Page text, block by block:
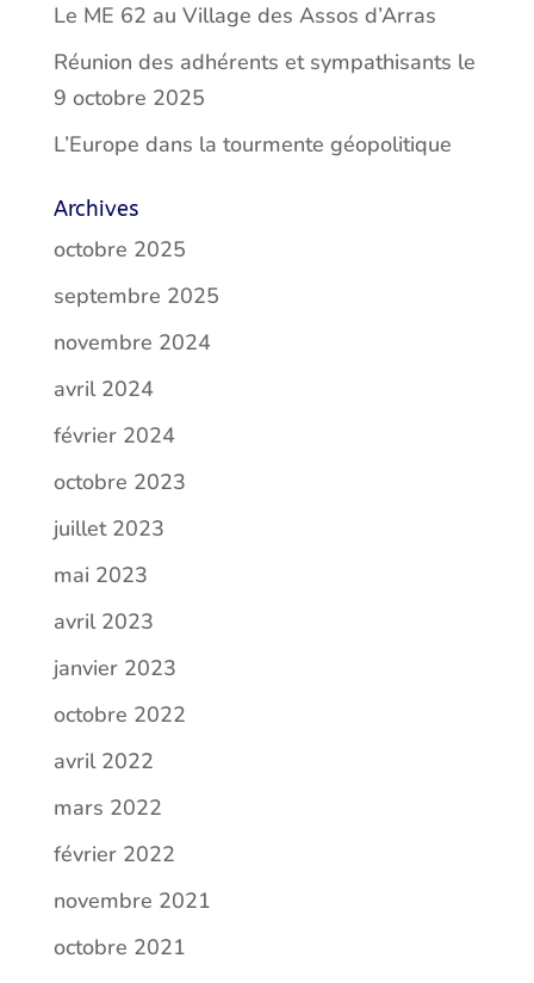
Le ME 62 au Village des Assos d’Arras
Réunion des adhérents et sympathisants le
9 octobre 2025
L’Europe dans la tourmente géopolitique
Archives
octobre 2025
septembre 2025
novembre 2024
avril 2024
février 2024
octobre 2023
juillet 2023
mai 2023
avril 2023
janvier 2023
octobre 2022
avril 2022
mars 2022
février 2022
novembre 2021
octobre 2021